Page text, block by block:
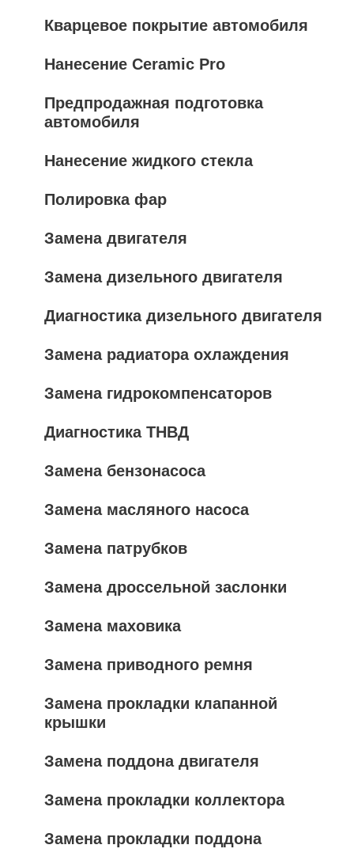
Кварцевое покрытие автомобиля
Нанесение Ceramic Pro
Предпродажная подготовка
автомобиля
Нанесение жидкого стекла
Полировка фар
Замена двигателя
Замена дизельного двигателя
Диагностика дизельного двигателя
Замена радиатора охлаждения
Замена гидрокомпенсаторов
Диагностика ТНВД
Замена бензонасоса
Замена масляного насоса
Замена патрубков
Замена дроссельной заслонки
Замена маховика
Замена приводного ремня
Замена прокладки клапанной
крышки
Замена поддона двигателя
Замена прокладки коллектора
Замена прокладки поддона